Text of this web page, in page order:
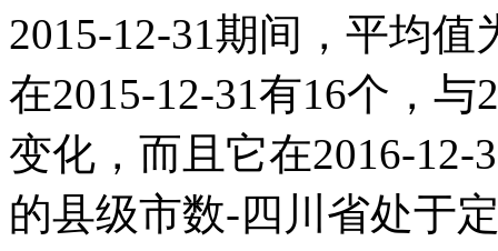
2015-12-31期间，平均
在2015-12-31有16个，
变化，而且它在2016-
的县级市数-四川省处于